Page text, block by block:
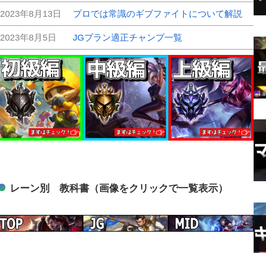
2023年8月13日 プロでは常識のギブファイトについて解説
2023年8月5日 JGプラン適正チャンプ一覧
レーン別 教科書（画像をクリックで一覧表示）